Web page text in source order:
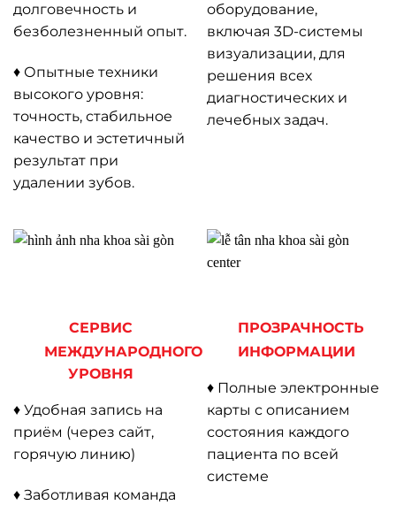
долговечность и
безболезненный опыт.
♦ Опытные техники
высокого уровня:
точность, стабильное
качество и эстетичный
результат при
удалении зубов.
оборудование,
включая 3D-системы
визуализации, для
решения всех
диагностических и
лечебных задач.
СЕРВИС
МЕЖДУНАРОДНОГО
УРОВНЯ
♦ Удобная запись на
приём (через сайт,
горячую линию)
♦ Заботливая команда
ПРОЗРАЧНОСТЬ
ИНФОРМАЦИИ
♦ Полные электронные
карты с описанием
состояния каждого
пациента по всей
системе